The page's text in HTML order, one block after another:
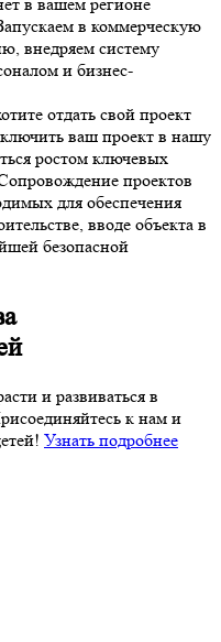
в коммерческую
внедряем систему
и бизнес-
отдать свой проект
ваш проект в нашу
ростом ключевых
проектов
для обеспечения
вводе объекта в
безопасной
и развиваться в
к нам и
Узнать подробнее